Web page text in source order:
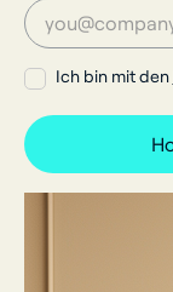
Ich bin mit den